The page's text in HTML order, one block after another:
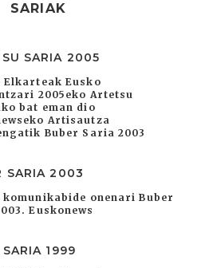
SARIAK
SARIA 2005
Elkarteak Eusko
2005eko Artetsu
bat eman dio
Artisautza
Buber Saria 2003
SARIA 2003
komunikabide onenari Buber
Euskonews
1999